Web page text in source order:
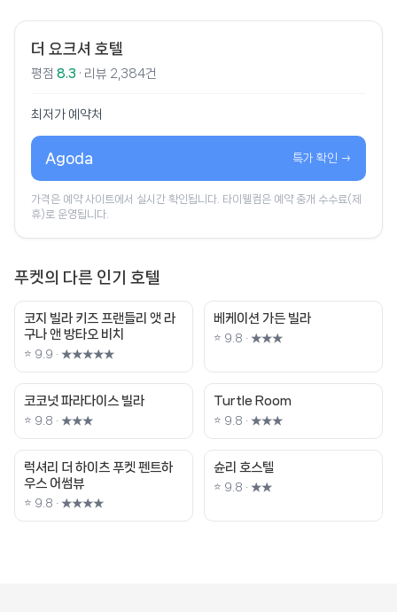
더 요크셔 호텔
평점 8.3 · 리뷰 2,384건
최저가 예약처
Agoda 특가 확인 →
가격은 예약 사이트에서 실시간 확인됩니다. 타이웰컴은 예약 중개 수수료(제
휴)로 운영됩니다.
푸켓의 다른 인기 호텔
코지 빌라 키즈 프랜들리 앳 라
구나 앤 방타오 비치
⭐ 9.9 · ★★★★★
베케이션 가든 빌라
⭐ 9.8 · ★★★
코코넛 파라다이스 빌라
⭐ 9.8 · ★★★
Turtle Room
⭐ 9.8 · ★★★
럭셔리 더 하이츠 푸켓 펜트하
우스 어썸뷰
⭐ 9.8 · ★★★★
슌리 호스텔
⭐ 9.8 · ★★